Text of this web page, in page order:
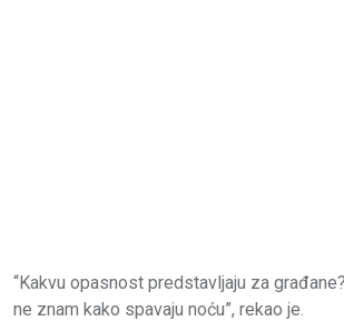
“Kakvu opasnost predstavljaju za
ne znam kako spavaju noću”, rekao je.